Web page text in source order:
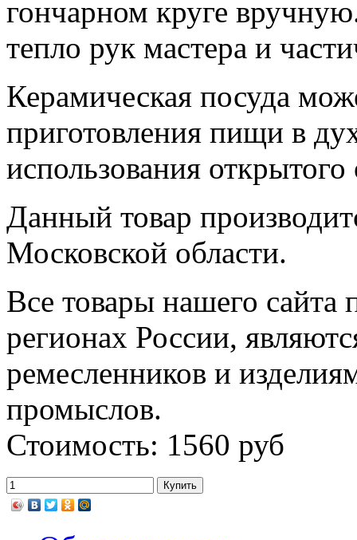
гончарном круге
тепло рук мастера и
Керамическая посуда
приготовления пищи в
использования открытого
Данный товар
Московской области.
Все товары нашего сайта
регионах России,
ремесленников и
промыслов.
Стоимость: 1560 руб